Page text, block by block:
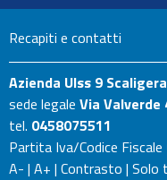
Recapiti e contatti
Azienda Ulss 9 Scaligera
sede legale Via Valverde
tel. 0458075511
Partita Iva/Codice Fiscale
A- | A+ | Contrasto | Solo